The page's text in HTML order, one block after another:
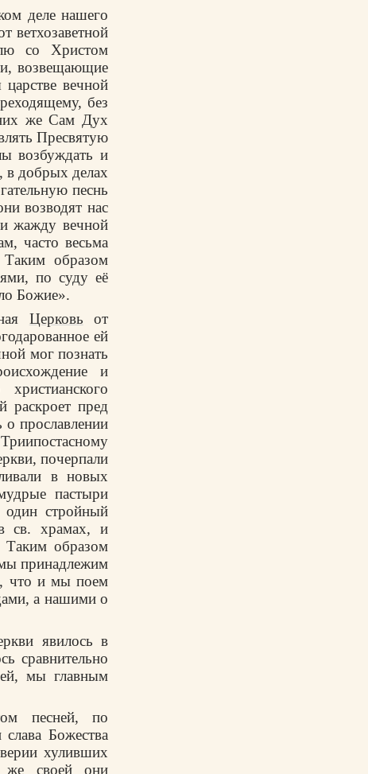
деле нашего
ветхозаветной
со Христом
возвещающие
вечной
без
же Сам Дух
Пресвятую
возбуждать и
добрых делах
песнь
возводят нас
жажду вечной
часто весьма
образом
по суду её
Божие».
Церковь от
ей
мог познать
и
раскроет пред
о прославлении
почерпали
в новых
пастыри
один стройный
в св. храмах, и
Таким образом
принадлежим
что и мы поем
а нашими о
явилось в
сравнительно
мы главным
песней, по
Божества
хуливших
же своей они